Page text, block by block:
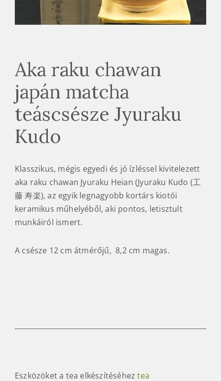
Aka raku chawan
japán matcha
teáscsésze Jyuraku
Kudo
Klasszikus, mégis egyedi és jó ízléssel kivitelezett
aka raku chawan Jyuraku Heian (Jyuraku Kudo (工
藤 寿楽), az egyik legnagyobb kortárs kiotói
keramikus műhelyéből, aki pontos, letisztult
munkáiról ismert.
A csésze 12 cm átmérőjű, 8,2 cm magas.
Eszközöket a tea elkészítéséhez tea